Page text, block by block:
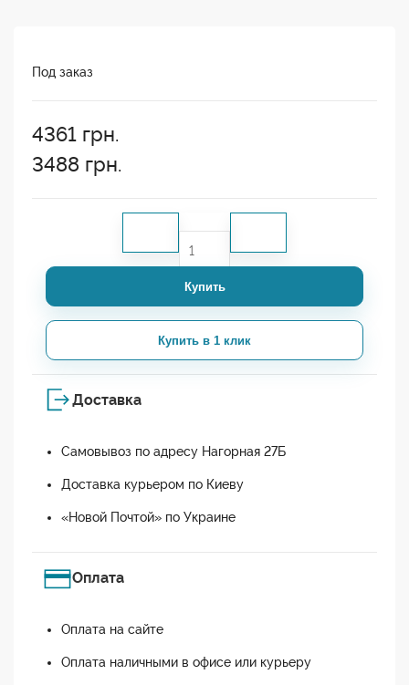
Под заказ
4361 грн.
3488 грн.
Купить
Купить в 1 клик
Доставка
Самовывоз по адресу Нагорная 27Б
Доставка курьером по Киеву
«Новой Почтой» по Украине
Оплата
Оплата на сайте
Оплата наличными в офисе или курьеру